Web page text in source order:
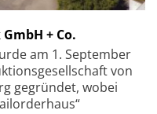
+ Co.
am 1. September
von
gegründet, wobei